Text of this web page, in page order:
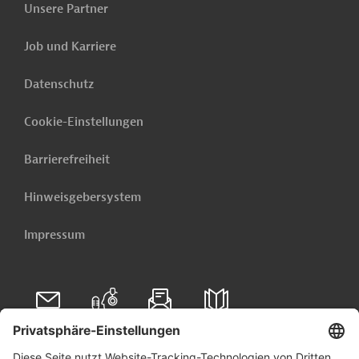
Unsere Partner
Job und Karriere
Datenschutz
Cookie-Einstellungen
Barrierefreiheit
Hinweisgebersystem
Impressum